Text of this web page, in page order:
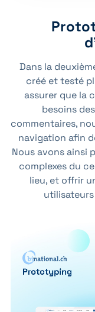
Dans la
créé et testé
assurer que la
besoins
commentaires,
navigation afin
Nous avons ainsi
complexes du
lieu, et offrir